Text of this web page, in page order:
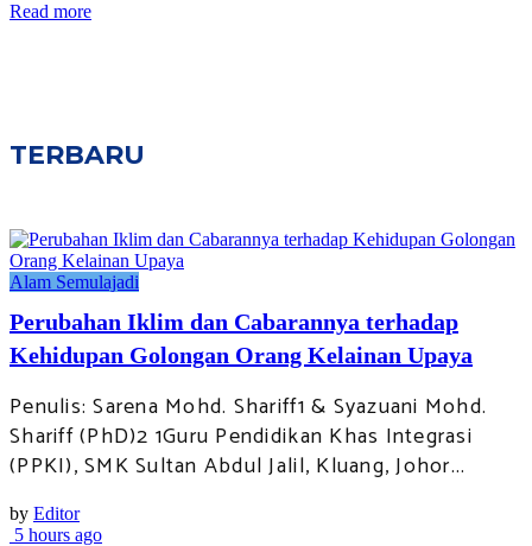
Read more
TERBARU
Alam Semulajadi
Perubahan Iklim dan Cabarannya terhadap
Kehidupan Golongan Orang Kelainan Upaya
Penulis: Sarena Mohd. Shariff1 & Syazuani Mohd.
Shariff (PhD)2 1Guru Pendidikan Khas Integrasi
(PPKI), SMK Sultan Abdul Jalil, Kluang, Johor...
by Editor
5 hours ago